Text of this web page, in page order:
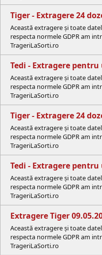
Tiger - Extragere 24
Această extragere și toate
respecta normele GDPR am
TrageriLaSorti.ro
Tedi - Extragere pentru
Această extragere și toate
respecta normele GDPR am
TrageriLaSorti.ro
Tiger - Extragere 24
Această extragere și toate
respecta normele GDPR am
TrageriLaSorti.ro
Tedi - Extragere pentru
Această extragere și toate
respecta normele GDPR am
TrageriLaSorti.ro
Extragere Tiger
Această extragere și toate
respecta normele GDPR am
TrageriLaSorti.ro